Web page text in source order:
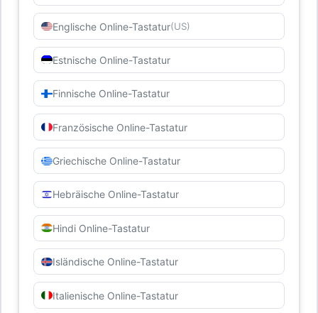
Englische Online-Tastatur(US)
Estnische Online-Tastatur
Finnische Online-Tastatur
Französische Online-Tastatur
Griechische Online-Tastatur
Hebräische Online-Tastatur
Hindi Online-Tastatur
Isländische Online-Tastatur
Italienische Online-Tastatur